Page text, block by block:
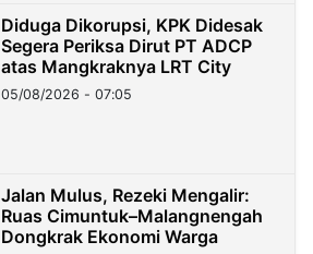
Diduga Dikorupsi, KPK Didesak
Segera Periksa Dirut PT ADCP
atas Mangkraknya LRT City
05/08/2026 - 07:05
Jalan Mulus, Rezeki Mengalir:
Ruas Cimuntuk–Malangnengah
Dongkrak Ekonomi Warga